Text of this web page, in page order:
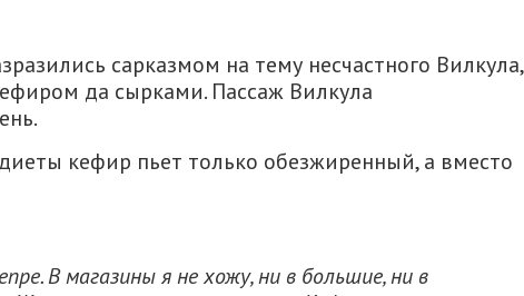
сарказмом на тему несчастного Вилкула,
да сырками. Пассаж Вилкула
кефир пьет только обезжиренный, а вместо
В магазины я не хожу, ни в большие, ни в